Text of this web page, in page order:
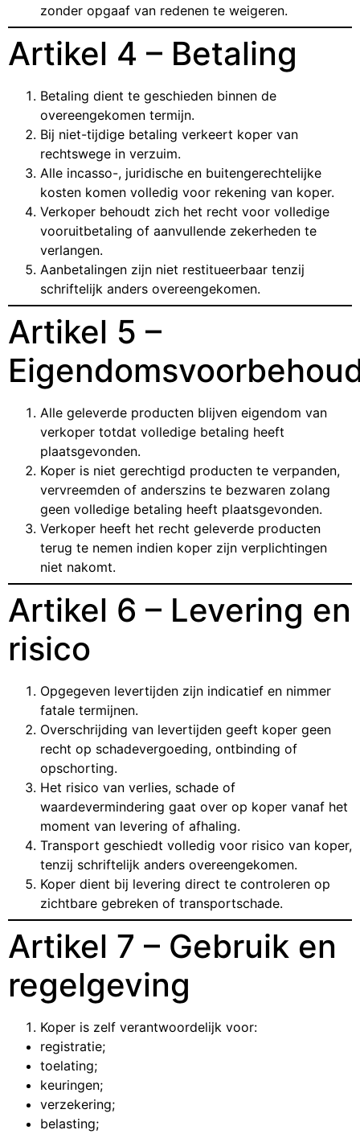
zonder opgaaf van redenen te weigeren.
Artikel 4 – Betaling
Betaling dient te geschieden binnen de
overeengekomen termijn.
Bij niet-tijdige betaling verkeert koper van
rechtswege in verzuim.
Alle incasso-, juridische en buitengerechtelijke
kosten komen volledig voor rekening van koper.
Verkoper behoudt zich het recht voor volledige
vooruitbetaling of aanvullende zekerheden te
verlangen.
Aanbetalingen zijn niet restitueerbaar tenzij
schriftelijk anders overeengekomen.
Artikel 5 –
Alle geleverde producten blijven eigendom van
verkoper totdat volledige betaling heeft
plaatsgevonden.
Koper is niet gerechtigd producten te verpanden,
vervreemden of anderszins te bezwaren zolang
geen volledige betaling heeft plaatsgevonden.
Verkoper heeft het recht geleverde producten
terug te nemen indien koper zijn verplichtingen
niet nakomt.
Artikel 6 – Levering en
risico
Opgegeven levertijden zijn indicatief en nimmer
fatale termijnen.
Overschrijding van levertijden geeft koper geen
recht op schadevergoeding, ontbinding of
opschorting.
Het risico van verlies, schade of
waardevermindering gaat over op koper vanaf het
moment van levering of afhaling.
Transport geschiedt volledig voor risico van koper,
tenzij schriftelijk anders overeengekomen.
Koper dient bij levering direct te controleren op
zichtbare gebreken of transportschade.
Artikel 7 – Gebruik en
regelgeving
Koper is zelf verantwoordelijk voor:
registratie;
toelating;
keuringen;
verzekering;
belasting;